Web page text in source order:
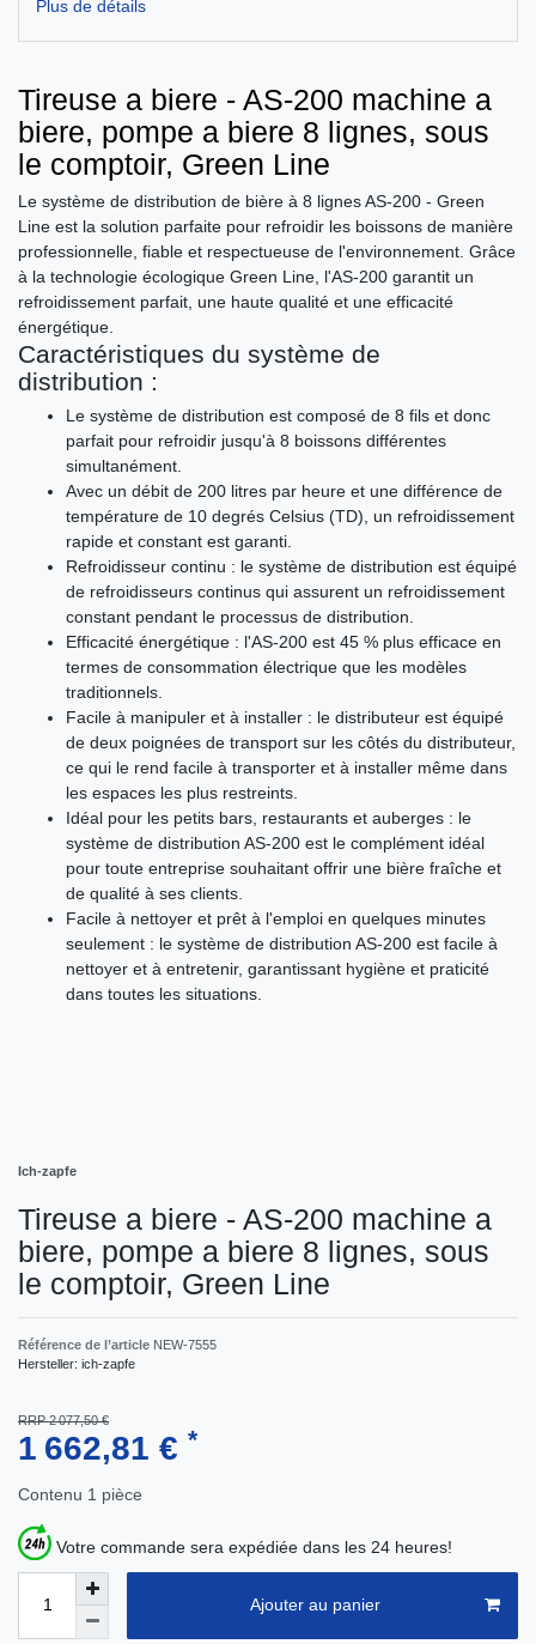
Plus de détails
Tireuse a biere - AS-200 machine a
biere, pompe a biere 8 lignes, sous
le comptoir, Green Line
Le système de distribution de bière à 8 lignes AS-200 - Green
Line est la solution parfaite pour refroidir les boissons de manière
professionnelle, fiable et respectueuse de l'environnement. Grâce
à la technologie écologique Green Line, l'AS-200 garantit un
refroidissement parfait, une haute qualité et une efficacité
énergétique.
Caractéristiques du système de
distribution :
Le système de distribution est composé de 8 fils et donc
parfait pour refroidir jusqu'à 8 boissons différentes
simultanément.
Avec un débit de 200 litres par heure et une différence de
température de 10 degrés Celsius (TD), un refroidissement
rapide et constant est garanti.
Refroidisseur continu : le système de distribution est équipé
de refroidisseurs continus qui assurent un refroidissement
constant pendant le processus de distribution.
Efficacité énergétique : l'AS-200 est 45 % plus efficace en
termes de consommation électrique que les modèles
traditionnels.
Facile à manipuler et à installer : le distributeur est équipé
de deux poignées de transport sur les côtés du distributeur,
ce qui le rend facile à transporter et à installer même dans
les espaces les plus restreints.
Idéal pour les petits bars, restaurants et auberges : le
système de distribution AS-200 est le complément idéal
pour toute entreprise souhaitant offrir une bière fraîche et
de qualité à ses clients.
Facile à nettoyer et prêt à l'emploi en quelques minutes
seulement : le système de distribution AS-200 est facile à
nettoyer et à entretenir, garantissant hygiène et praticité
dans toutes les situations.
Ich-zapfe
Tireuse a biere - AS-200 machine a
biere, pompe a biere 8 lignes, sous
le comptoir, Green Line
Référence de l’article NEW-7555
Hersteller: ich-zapfe
RRP 2 077,50 €
1 662,81 € *
Contenu 1 pièce
Votre commande sera expédiée dans les 24 heures!
Ajouter au panier